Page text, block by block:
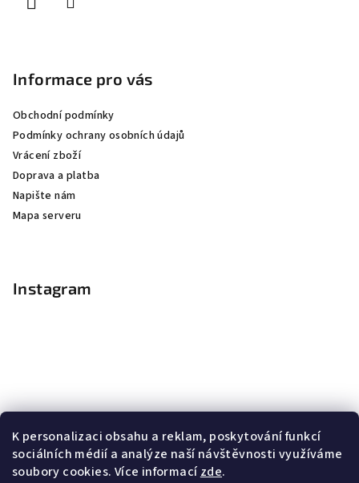
K personalizaci obsahu a reklam, poskytování funkcí
sociálních médií a analýze naší návštěvnosti využíváme
soubory cookies. Více informacízde.
Informace pro vás
Obchodní podmínky
Podmínky ochrany osobních údajů
Vrácení zboží
Doprava a platba
Napište nám
Mapa serveru
Instagram